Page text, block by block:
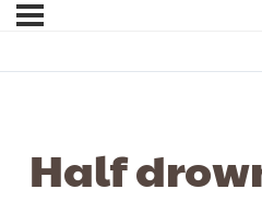
Half